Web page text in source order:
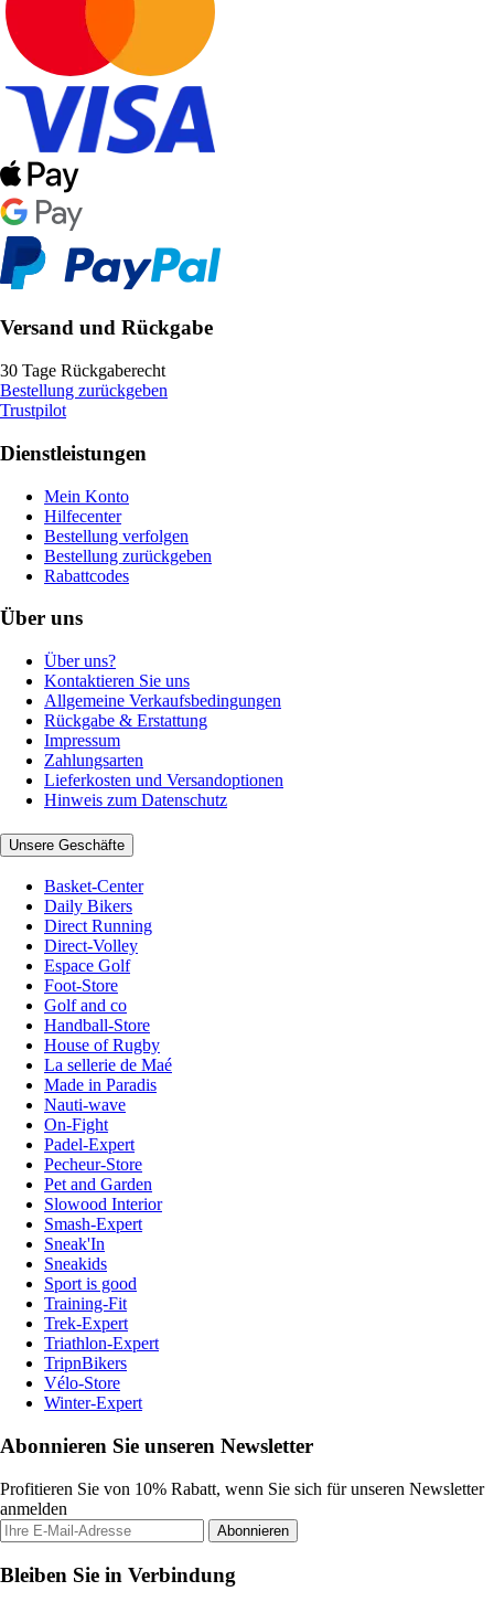
Versand und Rückgabe
30 Tage Rückgaberecht
Bestellung zurückgeben
Trustpilot
Dienstleistungen
Mein Konto
Hilfecenter
Bestellung verfolgen
Bestellung zurückgeben
Rabattcodes
Über uns
Über uns?
Kontaktieren Sie uns
Allgemeine Verkaufsbedingungen
Rückgabe & Erstattung
Impressum
Zahlungsarten
Lieferkosten und Versandoptionen
Hinweis zum Datenschutz
Unsere Geschäfte
Basket-Center
Daily Bikers
Direct Running
Direct-Volley
Espace Golf
Foot-Store
Golf and co
Handball-Store
House of Rugby
La sellerie de Maé
Made in Paradis
Nauti-wave
On-Fight
Padel-Expert
Pecheur-Store
Pet and Garden
Slowood Interior
Smash-Expert
Sneak'In
Sneakids
Sport is good
Training-Fit
Trek-Expert
Triathlon-Expert
TripnBikers
Vélo-Store
Winter-Expert
Abonnieren Sie unseren Newsletter
Profitieren Sie von 10% Rabatt, wenn Sie sich für unseren Newsletter
anmelden
Abonnieren
Bleiben Sie in Verbindung